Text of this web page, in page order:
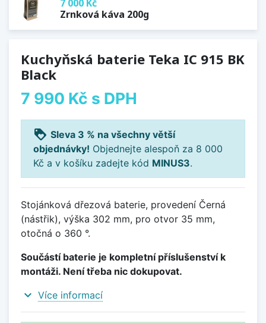
7 000 Kč
Zrnková káva 200g
Kuchyňská baterie Teka IC 915 BK
Black
7 990 Kč s DPH
loyalty Sleva 3 % na všechny větší
objednávky! Objednejte alespoň za 8 000
Kč a v košíku zadejte kód MINUS3.
Stojánková dřezová baterie, provedení Černá
(nástřik), výška 302 mm, pro otvor 35 mm,
otočná o 360 °.
Součástí baterie je kompletní příslušenství k
montáži. Není třeba nic dokupovat.
expand_more Více informací